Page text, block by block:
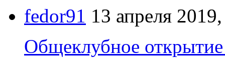
fedor91 13 апреля
Общеклубное открытие